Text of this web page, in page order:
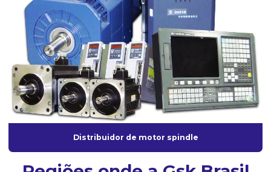
Distribuidor de motor spindle